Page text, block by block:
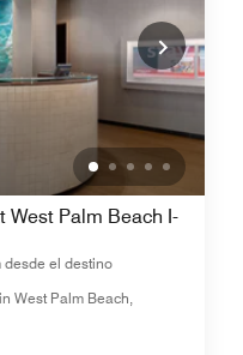
West Palm Beach I-
desde el destino
West Palm Beach,